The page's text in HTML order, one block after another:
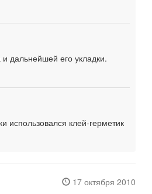
дальнейшей его укладки.
использовался клей-герметик
17 октября 2010